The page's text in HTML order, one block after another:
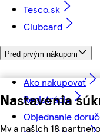
Nastavenia
My a našich 18
Tesco.sk
Clubcard
Pred prvým nákupom
Ako nakupovať
Registrácia
Objednanie